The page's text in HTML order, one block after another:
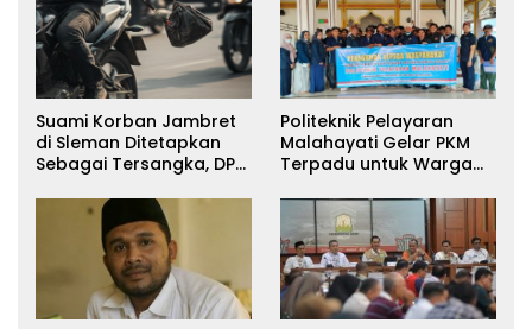
Suami Korban Jambret
di Sleman Ditetapkan
Sebagai Tersangka, DPR
Keadilan
Politeknik Pelayaran
Malahayati Gelar PKM
Terpadu untuk Warga
Pidie Jaya